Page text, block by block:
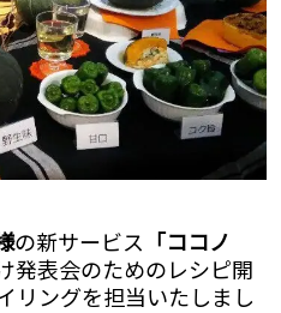
の新サービス 「ココノ
発表会のためのレシピ開
リングを担当いたしまし